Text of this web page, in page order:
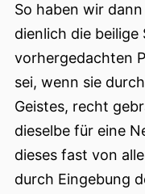
So haben wir
dienlich die
vorhergedachten
sei, wenn sie
Geistes, recht
dieselbe für eine
dieses fast von
durch Eingebung